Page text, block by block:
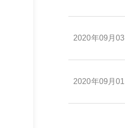
2020年09月
2020年09月